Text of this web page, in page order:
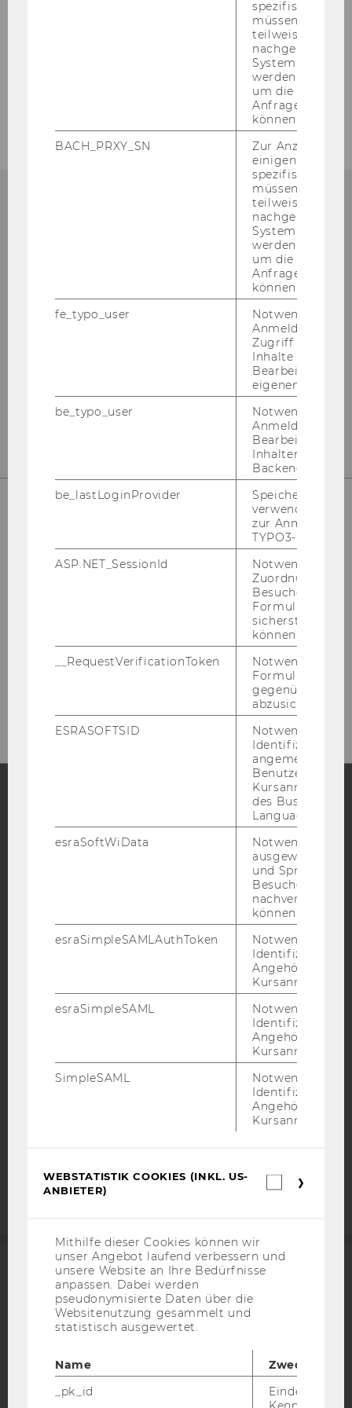
Institut für Marketing-
Gebäude D2, Eingang A, 1. OG
Welthandelsplatz 1
https://www.wu.ac.at/mm/
Department für Marketing
Gebäude D2, Eingang A, 1. und 2. OG
Österreich
Blog
Bluesky
BARRIEREFREIHEITSERKLÄRUNG WEBSEITE
DATENSCHUTZERKLÄRUNG
DATENSCHUTZERKLÄRUNG SOCIAL MEDIA
DATENSCHUTZERKLÄRUNG
STUDIENBEWERBER*INNEN UND STUDIERENDE
COOKIE EINSTELLUNGEN
Webseite
ACCREDITED BY:
EQUIS AACSB
AMBA
spezifischen
müssen
teilweise von
nachgelagerten
System
werden.
um die Antwort
Anfrage
können.
BACH_PRXY_SN
Zur Anzeige von
einigen WU-
spezifischen
müssen
teilweise von
nachgelagerten
System
werden.
um die Antwort
Anfrage
können.
fe_typo_user
Notwendig für
Anmeldung und
Zugriff auf
Inhalte oder zur
Bearbeitung des
eigenen Profils.
be_typo_user
Notwendig für
Anmeldung und
Bearbeitung von
Inhalten im
Backend.
be_lastLoginProvider
Speichert die
verwendete
zur Anmeldung
TYPO3-Backend.
ASP.NET_SessionId
Notwendig, um
Zuordnung von
Besucher zu
sicherstellen zu
können.
__RequestVerificationToken
Notwendig, um
gegenüber
abzusichern.
ESRASOFTSID
Notwendig zur
Identifizierung
angemeldeten
Benutzers im
des Business
Language
esraSoftWiData
Notwendig um
ausgewählte
und
Besuchers
nachverfolgen
können.
esraSimpleSAMLAuthToken
Notwendig zur
Identifizierung
Angehörige/r für
Kursanmeldung.
esraSimpleSAML
Notwendig zur
Identifizierung
Angehörige/r für
Kursanmeldung.
SimpleSAML
Notwendig zur
Identifizierung
Angehörige/r für
Kursanmeldung.
WEBSTATISTIK COOKIES (INKL. US-
ANBIETER)
Mithilfe dieser Cookies können wir
unser Angebot laufend verbessern und
unsere Website an Ihre Bedürfnisse
anpassen. Dabei werden
pseudonymisierte Daten über die
Websitenutzung gesammelt und
statistisch ausgewertet.
Name
Zweck
_pk_id
Eindeutige